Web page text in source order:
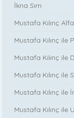
İkna Sırrı
Mustafa Kılınç
Mustafa Kılınç ile
Mustafa Kılınç ile
Mustafa Kılınç ile
Mustafa Kılınç
Mustafa Kılınç ile